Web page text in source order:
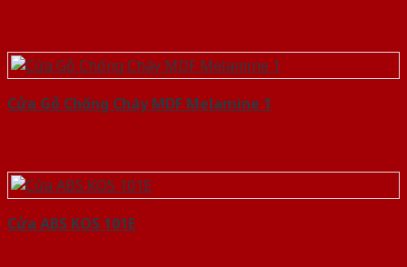
Cửa Gỗ Chống Cháy MDF Melamine 1
Cửa ABS KOS 101E